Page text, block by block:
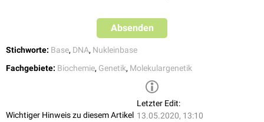
Adenin, Guanin, Cytosin, Thymin sind Bestandteile der
genannt.Absenden
Stichworte: Base, DNA, Nukleinbase
Fachgebiete: Biochemie, Genetik, Molekulargenetik
Wichtiger Hinweis zu diesem Artikel
Letzter Edit:
13.05.2020, 13:10